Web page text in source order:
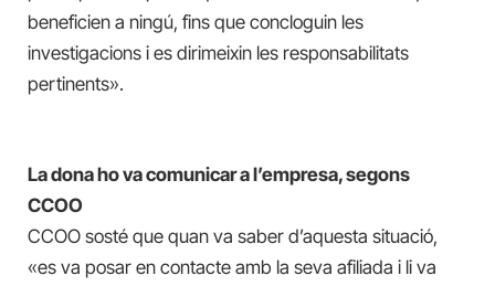
beneficien a ningú, fins que concloguin les
investigacions i es dirimeixin les responsabilitats
pertinents».
La dona ho va comunicar a l’empresa, segons
CCOO
CCOO sosté que quan va saber d’aquesta situació,
«es va posar en contacte amb la seva afiliada i li va